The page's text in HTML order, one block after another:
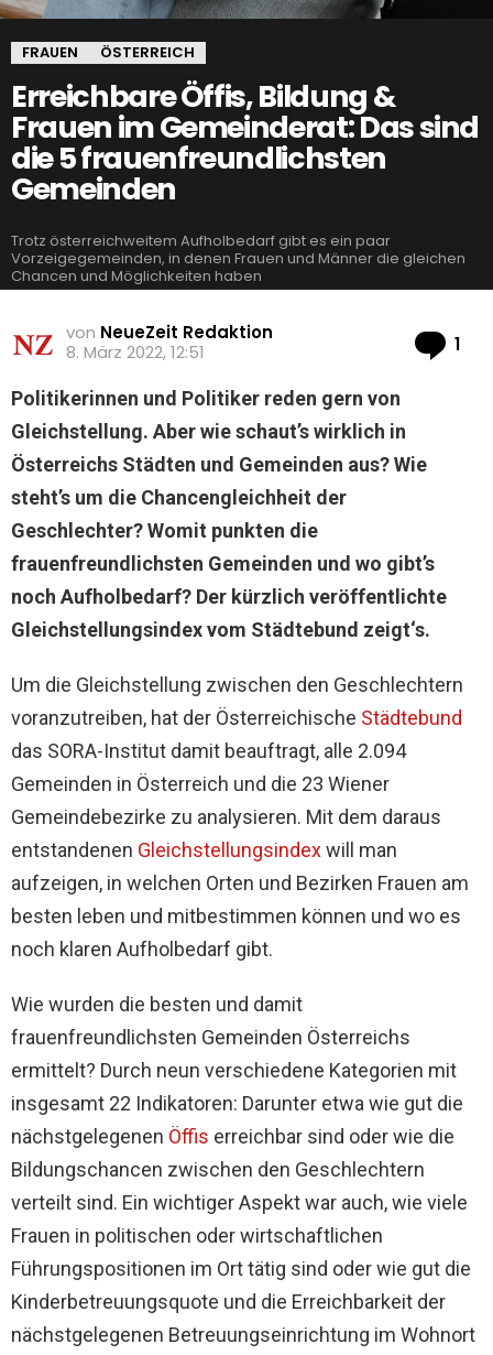
FRAUEN ÖSTERREICH
Erreichbare Öffis, Bildung &
Frauen im Gemeinderat: Das sind
die 5 frauenfreundlichsten
Gemeinden
Trotz österreichweitem Aufholbedarf gibt es ein paar
Vorzeigegemeinden, in denen Frauen und Männer die gleichen
Chancen und Möglichkeiten haben
von NeueZeit Redaktion
8. März 2022, 12:51
1
Politikerinnen und Politiker reden gern von
Gleichstellung. Aber wie schaut’s wirklich in
Österreichs Städten und Gemeinden aus? Wie
steht’s um die Chancengleichheit der
Geschlechter? Womit punkten die
frauenfreundlichsten Gemeinden und wo gibt’s
noch Aufholbedarf? Der kürzlich veröffentlichte
Gleichstellungsindex vom Städtebund zeigt‘s.
Um die Gleichstellung zwischen den Geschlechtern
voranzutreiben, hat der Österreichische Städtebund
das SORA-Institut damit beauftragt, alle 2.094
Gemeinden in Österreich und die 23 Wiener
Gemeindebezirke zu analysieren. Mit dem daraus
entstandenen Gleichstellungsindexwill man
aufzeigen, in welchen Orten und Bezirken Frauen am
besten leben und mitbestimmen können und wo es
noch klaren Aufholbedarf gibt.
Wie wurden die besten und damit
frauenfreundlichsten Gemeinden Österreichs
ermittelt? Durch neun verschiedene Kategorien mit
insgesamt 22 Indikatoren: Darunter etwa wie gut die
nächstgelegenen Öffis erreichbar sind oder wie die
Bildungschancen zwischen den Geschlechtern
verteilt sind. Ein wichtiger Aspekt war auch, wie viele
Frauen in politischen oder wirtschaftlichen
Führungspositionen im Ort tätig sind oder wie gut die
Kinderbetreuungsquote und die Erreichbarkeit der
nächstgelegenen Betreuungseinrichtung im Wohnort